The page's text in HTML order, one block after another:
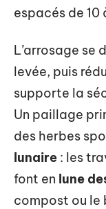
espacés de 10
L’arrosage se
levée, puis
supporte la
Un paillage
des herbes
lunaire : les
font en lune
compost ou le